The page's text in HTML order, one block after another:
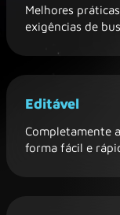
Melhores
exigências de
Editável
Completamente
forma fácil e